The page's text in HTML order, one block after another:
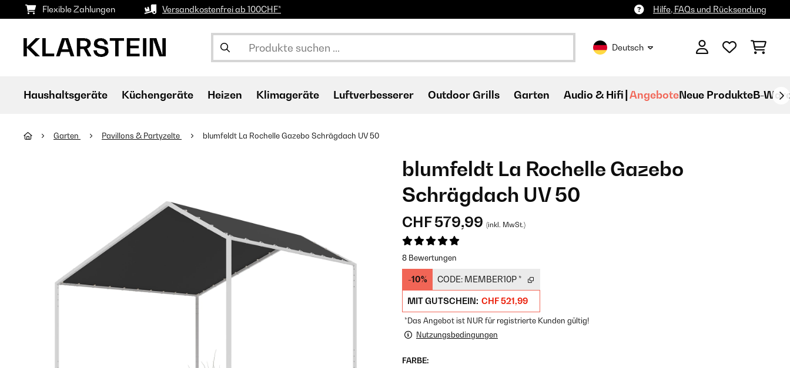
Flexible Zahlungen Versandkostenfrei ab 100CHF* Hilfe, FAQs und Rücksendung
Deutsch
Haushaltsgeräte Küchengeräte Heizen Klimageräte Luftverbesserer Outdoor Grills Garten Audio & Hifi AngeboteNeue ProdukteB-
Garten Pavillons & Partyzelte blumfeldt La Rochelle Gazebo Schrägdach UV 50
blumfeldt La Rochelle Gazebo
Schrägdach UV 50
CHF 579,99 (inkl. MwSt.)
8 Bewertungen
-10% CODE: MEMBER10P *
MIT GUTSCHEIN: CHF 521,99
*Das Angebot ist NUR für registrierte Kunden gültig!
Nutzungsbedingungen
FARBE: